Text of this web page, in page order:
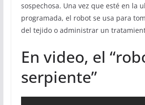
sospechosa. Una vez que esté en la
programada, el robot se usa para
del tejido o administrar un
En video, el
serpiente”